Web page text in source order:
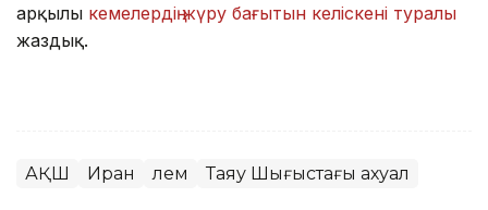
арқылы кемелердің жүру бағытын келіскені туралы
жаздық.
АҚШ Иран Әлем Таяу Шығыстағы ахуал